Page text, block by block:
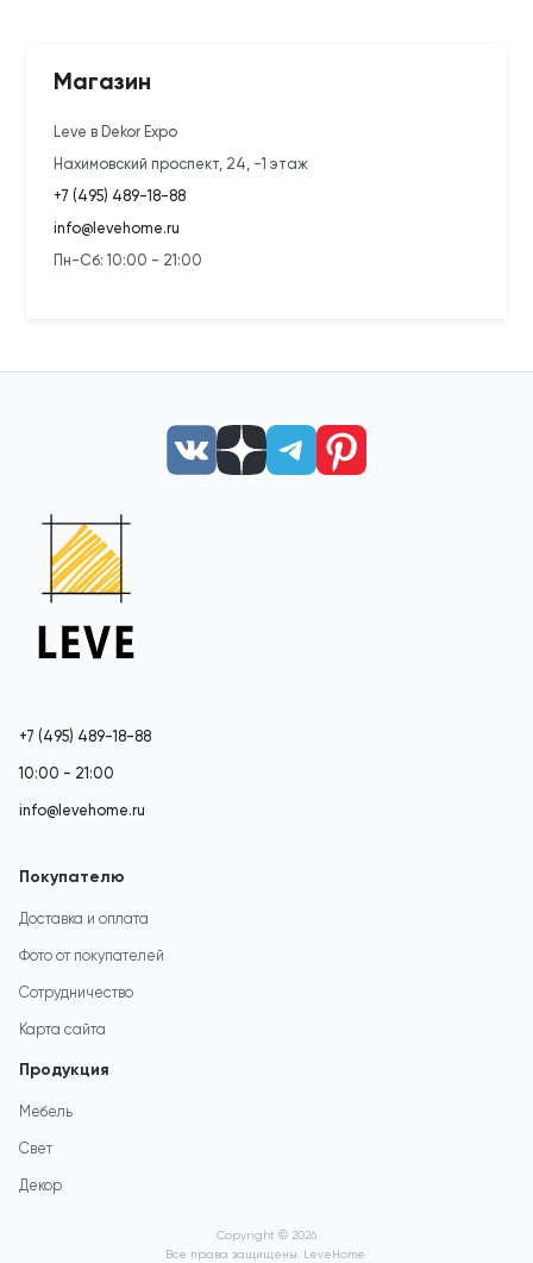
Магазин
Leve в Dekor Expo
Нахимовский проспект, 24, -1 этаж
+7 (495) 489-18-88
info@levehome.ru
Пн-Сб: 10:00 - 21:00
+7 (495) 489-18-88
10:00 - 21:00
info@levehome.ru
Покупателю
Доставка и оплата
Фото от покупателей
Сотрудничество
Карта сайта
Продукция
Мебель
Свет
Декор
Copyright © 2026
Все права защищены. LeveHome.